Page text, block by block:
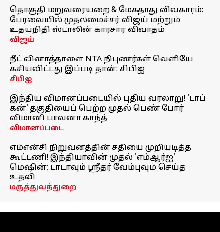
தொகுதி மறுவரையறை & மேகதாது விவகாரம்:
பேரவையில் முதலமைச்சர் விஜய் மற்றும்
உதயநிதி ஸ்டாலின் காரசார விவாதம்
விஜய்
நீட் வினாத்தாளை NTA நிபுணர்கள் வெளியே
கசியவிட்டது இப்படி தான்: சிபிஐ
சிபிஐ
இந்திய விமானப்படையில் புதிய வரலாறு! 'டாப்
கன்' தகுதியைப் பெற்ற முதல் பெண் போர்
விமானி பாவனா காந்த்
விமானப்படை
எம்என்சி நிறுவனத்தின் சதியை முறியடித்த
கூட்டணி! இந்தியாவின் முதல் 'எம்ஆர்ஐ'
மெஷின்; டாடாவும் ஸ்ரீதர் வேம்புவும் செய்த
உதவி
மருத்துவத்துறை